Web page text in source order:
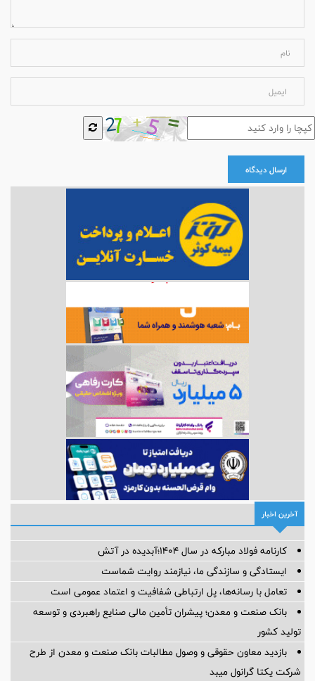
ارسال دیدگاه
آخرین اخبار
کارنامه فولاد مبارکه در سال ۱۴۰۴؛آبدیده در آتش
ایستادگی و سازندگی ما، نیازمند روایت شماست
تعامل با رسانه‌ها، پل ارتباطی شفافیت و اعتماد عمومی است
بانک صنعت و معدن؛ پیشران تأمین مالی صنایع راهبردی و توسعه
تولید کشور
بازدید معاون حقوقی و وصول مطالبات بانک صنعت و معدن از طرح
شرکت یکتا گرانول میبد